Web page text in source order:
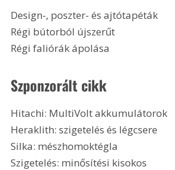
Design-, poszter- és ajtótapéták
Régi bútorból újszerűt
Régi faliórák ápolása
Szponzorált cikk
Hitachi: MultiVolt akkumulátorok
Heraklith: szigetelés és légcsere
Silka: mészhomoktégla
Szigetelés: minősítési kisokos